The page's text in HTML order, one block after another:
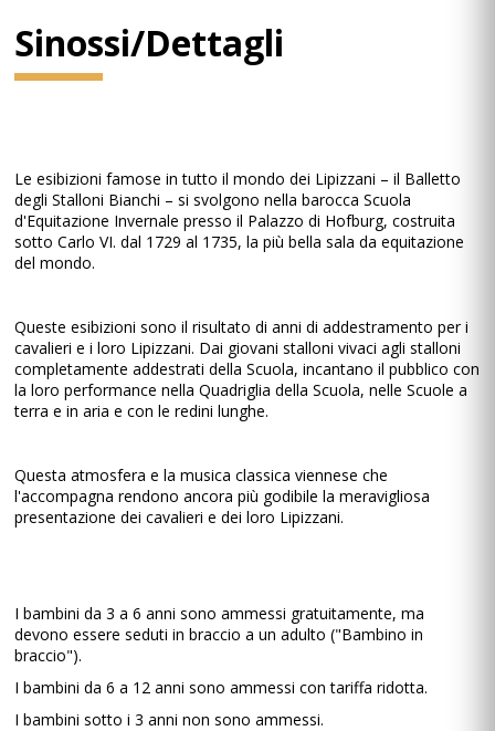
Sinossi/Dettagli
Le esibizioni famose in tutto il mondo dei Lipizzani – il Balletto
degli Stalloni Bianchi – si svolgono nella barocca Scuola
d'Equitazione Invernale presso il Palazzo di Hofburg, costruita
sotto Carlo VI. dal 1729 al 1735, la più bella sala da equitazione
del mondo.
Queste esibizioni sono il risultato di anni di addestramento per i
cavalieri e i loro Lipizzani. Dai giovani stalloni vivaci agli stalloni
completamente addestrati della Scuola, incantano il pubblico con
la loro performance nella Quadriglia della Scuola, nelle Scuole a
terra e in aria e con le redini lunghe.
Questa atmosfera e la musica classica viennese che
l'accompagna rendono ancora più godibile la meravigliosa
presentazione dei cavalieri e dei loro Lipizzani.
I bambini da 3 a 6 anni sono ammessi gratuitamente, ma
devono essere seduti in braccio a un adulto ("Bambino in
braccio").
I bambini da 6 a 12 anni sono ammessi con tariffa ridotta.
I bambini sotto i 3 anni non sono ammessi.